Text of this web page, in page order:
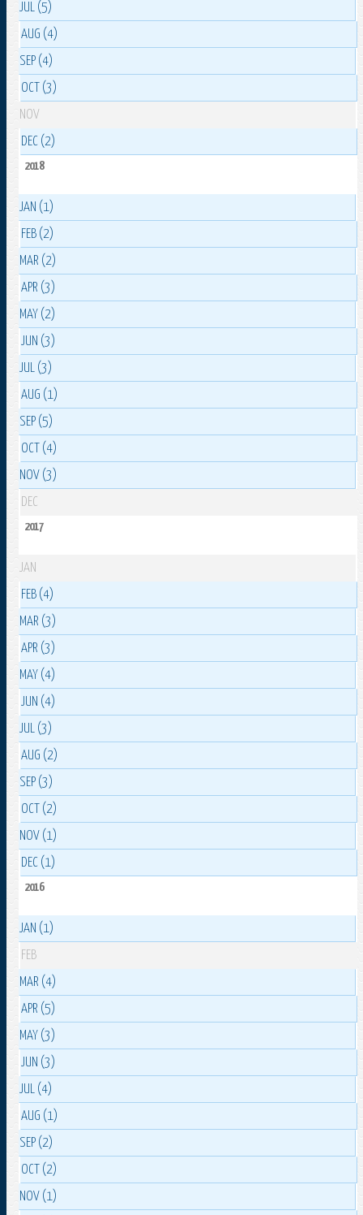
JUL (5)
AUG (4)
SEP (4)
OCT (3)
NOV
DEC (2)
2018
JAN (1)
FEB (2)
MAR (2)
APR (3)
MAY (2)
JUN (3)
JUL (3)
AUG (1)
SEP (5)
OCT (4)
NOV (3)
DEC
2017
JAN
FEB (4)
MAR (3)
APR (3)
MAY (4)
JUN (4)
JUL (3)
AUG (2)
SEP (3)
OCT (2)
NOV (1)
DEC (1)
2016
JAN (1)
FEB
MAR (4)
APR (5)
MAY (3)
JUN (3)
JUL (4)
AUG (1)
SEP (2)
OCT (2)
NOV (1)